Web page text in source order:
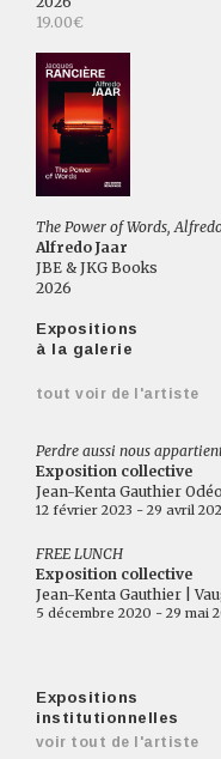
19.00€
The Power of Words,
Alfredo Jaar
JBE & JKG Books
2026
Expositions
à la galerie
tout voir de l'artiste
Perdre aussi nous
Exposition collective
Jean-Kenta Gauthier
12 février 2023 - 29 avril
FREE LUNCH
Exposition collective
Jean-Kenta Gauthier |
5 décembre 2020 - 29 mai
Expositions
institutionnelles
voir tout de l'artiste